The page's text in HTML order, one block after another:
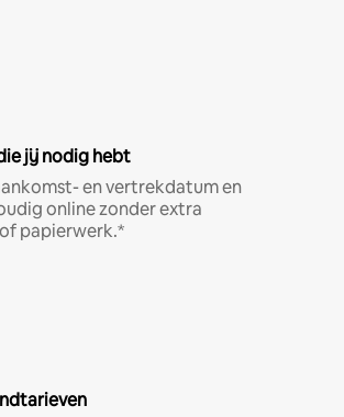
jij nodig hebt
en vertrekdatum en
online zonder extra
papierwerk.*